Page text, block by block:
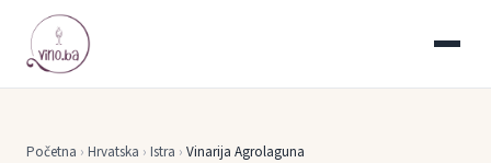
Početna › Hrvatska › Istra › Vinarija Agrolaguna